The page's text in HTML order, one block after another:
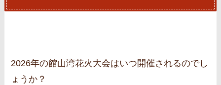
2026年の館山湾花火大会はいつ開催されるのでし
ょうか？